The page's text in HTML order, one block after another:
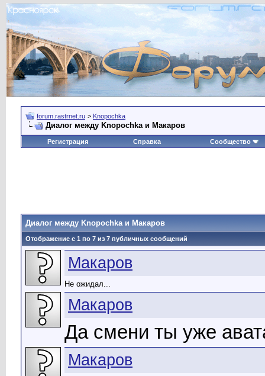
forum.rastrnet.ru > Knopochka
Диалог между Knopochka и Макаров
Регистрация Справка Сообщество
Диалог между Knopochka и Макаров
Отображение с 1 по 7 из 7 публичных сообщений
Макаров
Не ожидал...
Макаров
Да смени ты уже
Макаров